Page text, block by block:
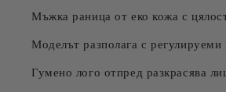
Мъжка раница от еко кожа с
Моделът разполага с
Гумено лого отпред разкрасява